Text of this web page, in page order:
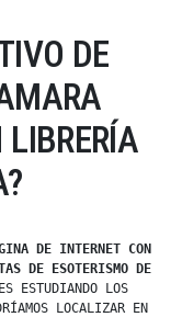
DE
DE INTERNET CON
DE ESOTERISMO DE
ESTUDIANDO LOS
LOCALIZAR EN